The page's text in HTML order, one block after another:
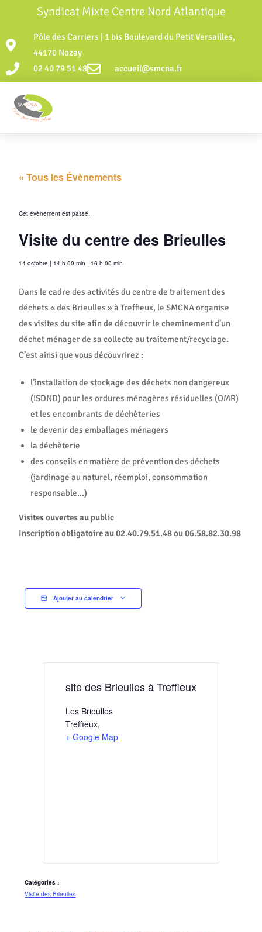
Syndicat Mixte Centre Nord Atlantique
Pôle des Carriers | 1 bis Boulevard du Petit Versailles,
44170 Nozay
02 40 79 51 48
accueil@smcna.fr
« Tous les Évènements
Cet évènement est passé.
Visite du centre des Brieulles
14 octobre | 14 h 00 min - 16 h 00 min
Dans le cadre des activités du centre de traitement des
déchets « des Brieulles » à Treffieux, le SMCNA organise
des visites du site afin de découvrir le cheminement d’un
déchet ménager de sa collecte au traitement/recyclage.
C’est ainsi que vous découvrirez :
l’installation de stockage des déchets non dangereux
(ISDND) pour les ordures ménagères résiduelles (OMR)
et les encombrants de déchèteries
le devenir des emballages ménagers
la déchèterie
des conseils en matière de prévention des déchets
(jardinage au naturel, réemploi, consommation
responsable…)
Visites ouvertes au public
Inscription obligatoire au 02.40.79.51.48 ou 06.58.82.30.98
Ajouter au calendrier
site des Brieulles à Treffieux
Les Brieulles
Treffieux,
+ Google Map
Catégories :
Visite des Brieulles